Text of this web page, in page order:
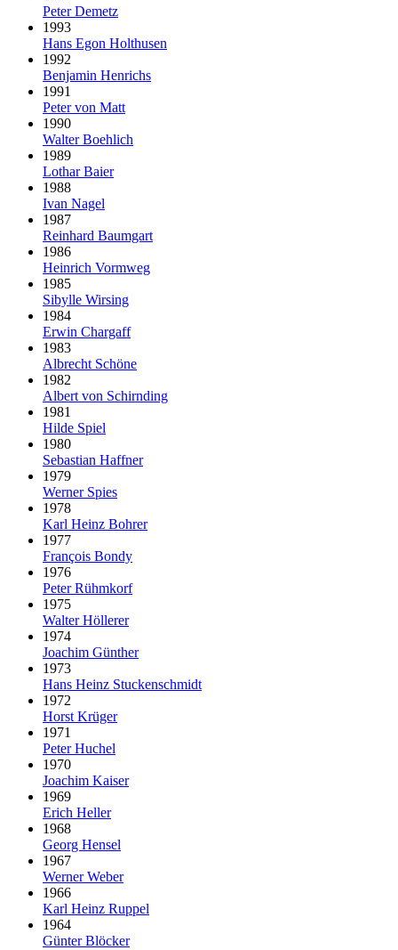
Peter Demetz
1993
Hans Egon Holthusen
1992
Benjamin Henrichs
1991
Peter von Matt
1990
Walter Boehlich
1989
Lothar Baier
1988
Ivan Nagel
1987
Reinhard Baumgart
1986
Heinrich Vormweg
1985
Sibylle Wirsing
1984
Erwin Chargaff
1983
Albrecht Schöne
1982
Albert von Schirnding
1981
Hilde Spiel
1980
Sebastian Haffner
1979
Werner Spies
1978
Karl Heinz Bohrer
1977
François Bondy
1976
Peter Rühmkorf
1975
Walter Höllerer
1974
Joachim Günther
1973
Hans Heinz Stuckenschmidt
1972
Horst Krüger
1971
Peter Huchel
1970
Joachim Kaiser
1969
Erich Heller
1968
Georg Hensel
1967
Werner Weber
1966
Karl Heinz Ruppel
1964
Günter Blöcker